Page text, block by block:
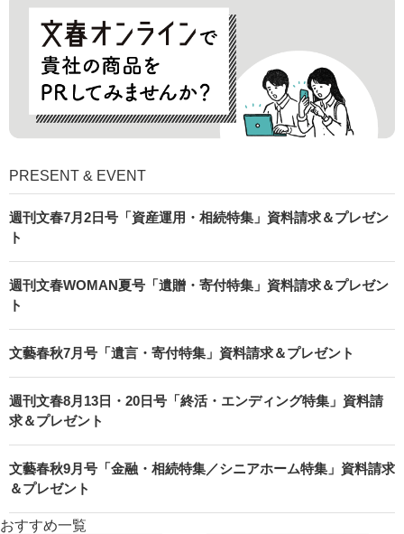
PRESENT & EVENT
週刊文春7月2日号「資産運用・相続特集」資料請求＆プレゼン
ト
週刊文春WOMAN夏号「遺贈・寄付特集」資料請求＆プレゼン
ト
文藝春秋7月号「遺言・寄付特集」資料請求＆プレゼント
週刊文春8月13日・20日号「終活・エンディング特集」資料請
求＆プレゼント
文藝春秋9月号「金融・相続特集／シニアホーム特集」資料請求
＆プレゼント
おすすめ一覧